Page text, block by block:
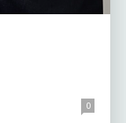
0